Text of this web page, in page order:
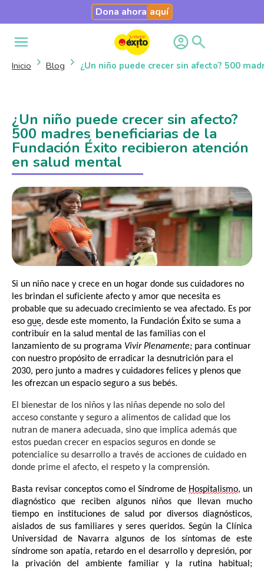
Dona ahora aquí
Inicio Blog ¿Un niño puede crecer sin afecto? 500
¿Un niño puede crecer sin afecto?
500 madres beneficiarias de la
Fundación Éxito recibieron atención
en salud mental
Si un niño nace y crece en un hogar donde sus cuidadores no
les brindan el suficiente afecto y amor que necesita es
probable que su adecuado crecimiento se vea afectado. Es por
eso que, desde este momento, la Fundación Éxito se suma a
contribuir en la salud mental de las familias con el
lanzamiento de su programa Vivir Plenamente; para continuar
con nuestro propósito de erradicar la desnutrición para el
2030, pero junto a madres y cuidadores felices y plenos que
les ofrezcan un espacio seguro a sus bebés.
El bienestar de los niños y las niñas depende no solo del
acceso constante y seguro a alimentos de calidad que los
nutran de manera adecuada, sino que implica además que
estos puedan crecer en espacios seguros en donde se
potencialice su desarrollo a través de acciones de cuidado en
donde prime el afecto, el respeto y la comprensión.
Basta revisar conceptos como el Síndrome de Hospitalismo, un
diagnóstico que reciben algunos niños que llevan mucho
tiempo en instituciones de salud por diversos diagnósticos,
aislados de sus familiares y seres queridos. Según la Clínica
Universidad de Navarra algunos de los síntomas de este
síndrome son apatía, retardo en el desarrollo y depresión, por
la privación del ambiente familiar y la rutina habitual;